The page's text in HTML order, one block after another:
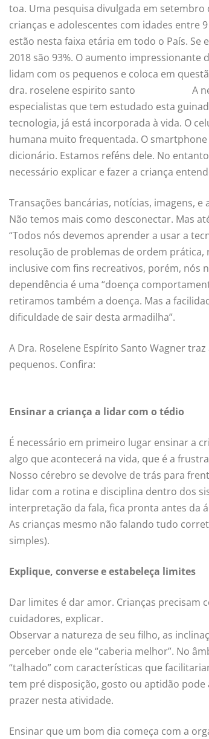
toa. Uma pesquisa divulgada em
crianças e adolescentes com idades entre
estão nesta faixa etária em todo o País. Se
2018 são 93%. O aumento impressionante
lidam com os pequenos e coloca em
dra. roselene espirito santo
A
especialistas que tem estudado esta
tecnologia, já está incorporada à vida. O
humana muito frequentada. O smartphone
dicionário. Estamos reféns dele. No
necessário explicar e fazer a criança
Transações bancárias, notícias, imagens,
Não temos mais como desconectar. Mas
“Todos nós devemos aprender a usar a
resolução de problemas de ordem
inclusive com fins recreativos, porém, nós
dependência é uma “doença
retiramos também a doença. Mas a
dificuldade de sair desta armadilha”.
A Dra. Roselene Espírito Santo Wagner
pequenos. Confira:
Ensinar a criança a lidar com o tédio
É necessário em primeiro lugar ensinar a
algo que acontecerá na vida, que é a
Nosso cérebro se devolve de trás para
lidar com a rotina e disciplina dentro dos
interpretação da fala, fica pronta antes da
As crianças mesmo não falando tudo
simples).
Explique, converse e estabeleça limites
Dar limites é dar amor. Crianças precisam
cuidadores, explicar.
Observar a natureza de seu filho, as
perceber onde ele “caberia melhor”. No
“talhado” com características que
tem pré disposição, gosto ou aptidão
prazer nesta atividade.
Ensinar que um bom dia começa com a